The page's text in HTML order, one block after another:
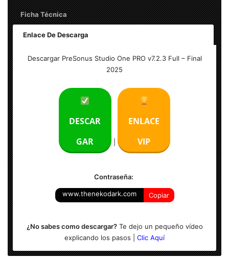
Ficha Técnica
Enlace De Descarga
Idioma: Multilenguaje (Español)
Activación: versión completa + Licencia
Plataforma: Windows x64 bits
Descargar PreSonus Studio One PRO v7.2.3 Full – Final
2025
DESCAR
GAR
ENLACE
VIP
Contraseña:
www.thenekodark.com Copiar
¿No sabes como descargar?Te dejo un pequeño vídeo
explicando los pasos | Clic Aquí